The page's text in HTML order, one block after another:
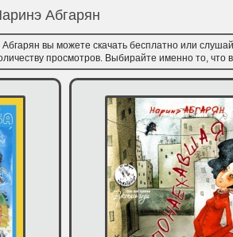
Абгарян
вы можете скачать бесплатно или
просмотров. Выбирайте именно то, что